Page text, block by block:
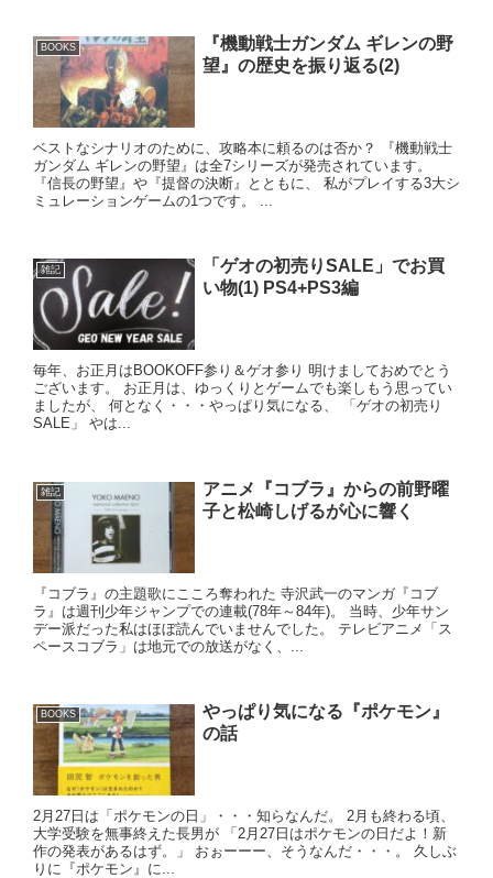
BOOKS
『機動戦士ガンダム ギレンの野
望』の歴史を振り返る(2)
ベストなシナリオのために、攻略本に頼るのは否か？ 『機動戦士
ガンダム ギレンの野望』は全7シリーズが発売されています。
『信長の野望』や『提督の決断』とともに、 私がプレイする3大シ
ミュレーションゲームの1つです。 ...
雑記
「ゲオの初売りSALE」でお買
い物(1) PS4+PS3編
毎年、お正月はBOOKOFF参り＆ゲオ参り 明けましておめでとう
ございます。 お正月は、ゆっくりとゲームでも楽しもう思ってい
ましたが、 何となく・・・やっぱり気になる、 「ゲオの初売り
SALE」 やは...
雑記
アニメ『コブラ』からの前野曜
子と松崎しげるが心に響く
『コブラ』の主題歌にこころ奪われた 寺沢武一のマンガ『コブ
ラ』は週刊少年ジャンプでの連載(78年～84年)。 当時、少年サン
デー派だった私はほぼ読んでいませんでした。 テレビアニメ「ス
ペースコブラ」は地元での放送がなく、...
BOOKS
やっぱり気になる『ポケモン』
の話
2月27日は「ポケモンの日」・・・知らなんだ。 2月も終わる頃、
大学受験を無事終えた長男が 「2月27日はポケモンの日だよ！新
作の発表があるはず。」 おぉーーー、そうなんだ・・・。 久しぶ
りに『ポケモン』に...